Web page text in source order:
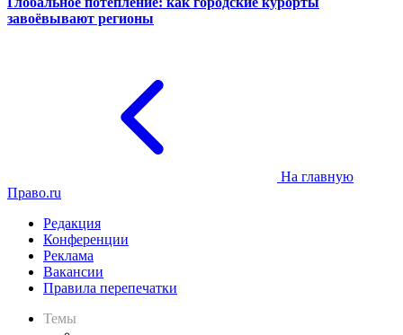
завоёвывают регионы
На главную
Право.ru
Редакция
Конференции
Реклама
Вакансии
Правила перепечатки
Темы